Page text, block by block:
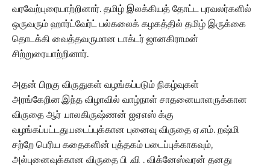
வரவேற்புரையாற்றினார். தமிழ் இலக்கியத் தோட்ட புரவலர்களில்
ஒருவரும் ஹார்ட்வேர்ட் பல்கலைக் கழகத்தில் தமிழ் இருக்கை
தொடக்கி வைத்தவருமான டாக்டர் ஜானகிராமன்
சிற்றுரையாற்றினார்.
அதன் பிறகு விருதுகள் வழங்கப்படும் நிகழ்வுகள்
அரங்கேறின.இந்த விழாவில் வாழ்நாள் சாதனையாளருக்கான
விருதை ஆர் .பாலகிருஷ்ணன் ஐஏஎஸ் க்கு
வழங்கப்பட்டது.படைப்புக்கான புனைவு விருதை ஏ.எம். றஷ்மி
சற்றே பெரிய கதைகளின் புத்தகம் படைப்புக்காகவும்,
அல்புனைவுக்கான விருதை பி .வி . விக்னேஸ்வரன் தனது